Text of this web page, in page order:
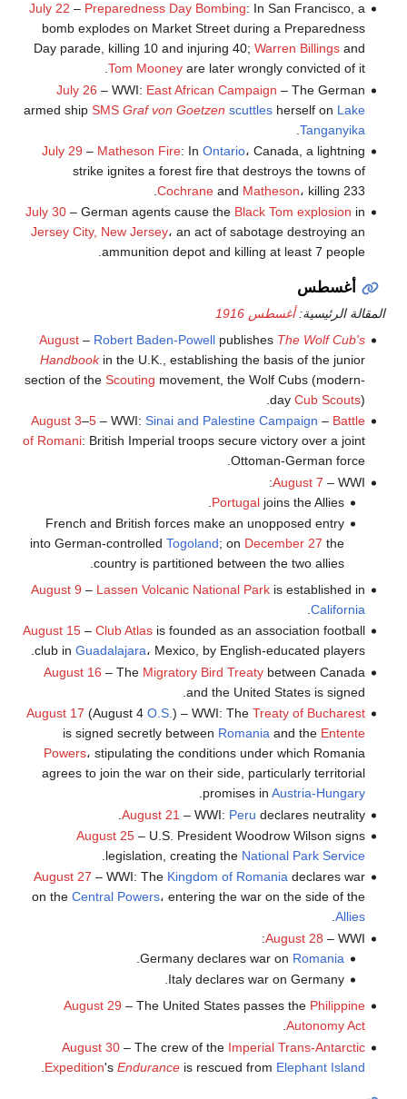
July 22 – Preparedness Day Bombing: In San Francisco, a
bomb explodes on Market Street during a Preparedness
Day parade, killing 10 and injuring 40; Warren Billingsand
Tom Mooneyare later wrongly convicted of it.
July 26 – WWI: East African Campaign – The German
armed ship SMS Graf von Goetzen scuttlesherself on Lake
Tanganyika
July 29 – Matheson Fire: In Ontario، Canada, a lightning
strike ignites a forest fire that destroys the towns of
Cochraneand Matheson، killing 233.
July 30– German agents cause the Black Tom explosion in
Jersey City, New Jersey، an act of sabotage destroying an
ammunition depot and killing at least 7 people.
أغسطس
المقالة الرئيسية:أغسطس 1916
August– Robert Baden-Powellpublishes The Wolf Cub's
Handbookin the U.K., establishing the basis of the junior
section of the Scouting movement, the Wolf Cubs (modern-
day Cub Scouts).
August 3–5– WWI: Sinai and Palestine Campaign – Battle
of Romani: British Imperial troops secure victory over a joint
Ottoman-German force.
August 7 – WWI:
Portugal joins the Allies.
French and British forces make an unopposed entry
into German-controlledTogoland; on December 27 the
country is partitioned between the two allies.
August 9 – Lassen Volcanic National Parkis established in
California
August 15– Club Atlasis founded as an association football
club in Guadalajara، Mexico, by English-educated players.
August 16 – The Migratory Bird Treatybetween Canada
and the United States is signed.
August 17 (August 4 O.S.) – WWI: The Treaty of Bucharest
is signed secretly between Romaniaand the Entente
Powers، stipulating the conditions under which Romania
agrees to join the war on their side, particularly territorial
promises in Austria-Hungary
.
August 21 – WWI: Peru declares neutrality.
August 25– U.S. President Woodrow Wilson signs
legislation, creating the National Park Service
August 27 – WWI: The Kingdom of Romaniadeclares war
on the Central Powers، entering the war on the side of the
Allies
.
August 28 – WWI:
Germany declares war on Romania
.
Italy declares war on Germany.
August 29 – The United States passes the Philippine
Autonomy Act
August 30– The crew of the Imperial Trans-Antarctic
Expedition's Enduranceis rescued from Elephant Island